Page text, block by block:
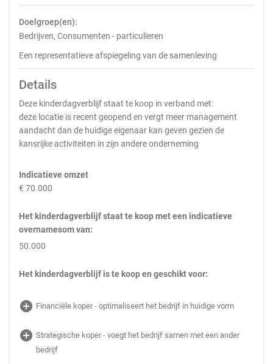
Doelgroep(en):
Bedrijven, Consumenten - particulieren
Een representatieve afspiegeling van de samenleving
Details
Deze kinderdagverblijf staat te koop in verband met:
deze locatie is recent geopend en vergt meer management
aandacht dan de huidige eigenaar kan geven gezien de
kansrijke activiteiten in zijn andere onderneming
Indicatieve omzet
€ 70.000
Het kinderdagverblijf staat te koop met een indicatieve
overnamesom van:
50.000
Het kinderdagverblijf is te koop en geschikt voor:
add_circle Financiële koper - optimaliseert het bedrijf in huidige vorm
add_circle Strategische koper - voegt het bedrijf samen met een ander
bedrijf